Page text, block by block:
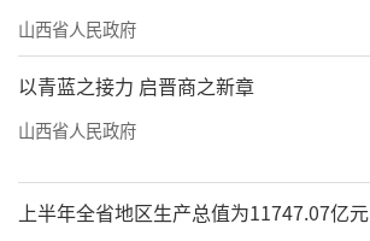
山西省人民政府
以青蓝之接力 启晋商之新章
山西省人民政府
上半年全省地区生产总值为11747.07亿元